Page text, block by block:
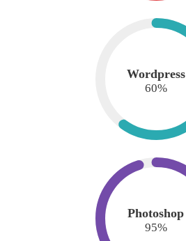
Wordpress
60%
Photoshop
95%